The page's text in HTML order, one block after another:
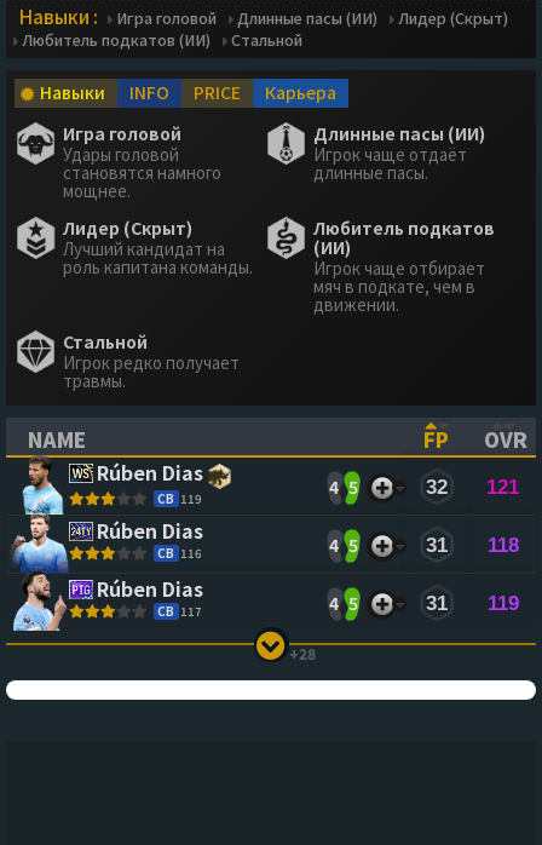
Навыки : Игра головой Длинные пасы (ИИ)
Лидер (Скрыт)
Любитель подкатов (ИИ)
Стальной
Навыки INFO PRICE
Карьера
Игра головой
Удары головой
становятся намного
мощнее.
Длинные пасы (ИИ)
Игрок чаще отдаёт
длинные пасы.
Лидер (Скрыт)
Лучший кандидат на
роль капитана команды.
Любитель подкатов
(ИИ)
Игрок чаще отбирает
мяч в подкате, чем в
движении.
Стальной
Игрок редко получает
травмы.
NAME
(CLICK TO SORT ASCENDING)
FP
OVR
Rúben Dias
CB 119
4 5 32 121
Rúben Dias
CB 116 4 5 31 118
Rúben Dias
CB 117 4 5 31 119
+28